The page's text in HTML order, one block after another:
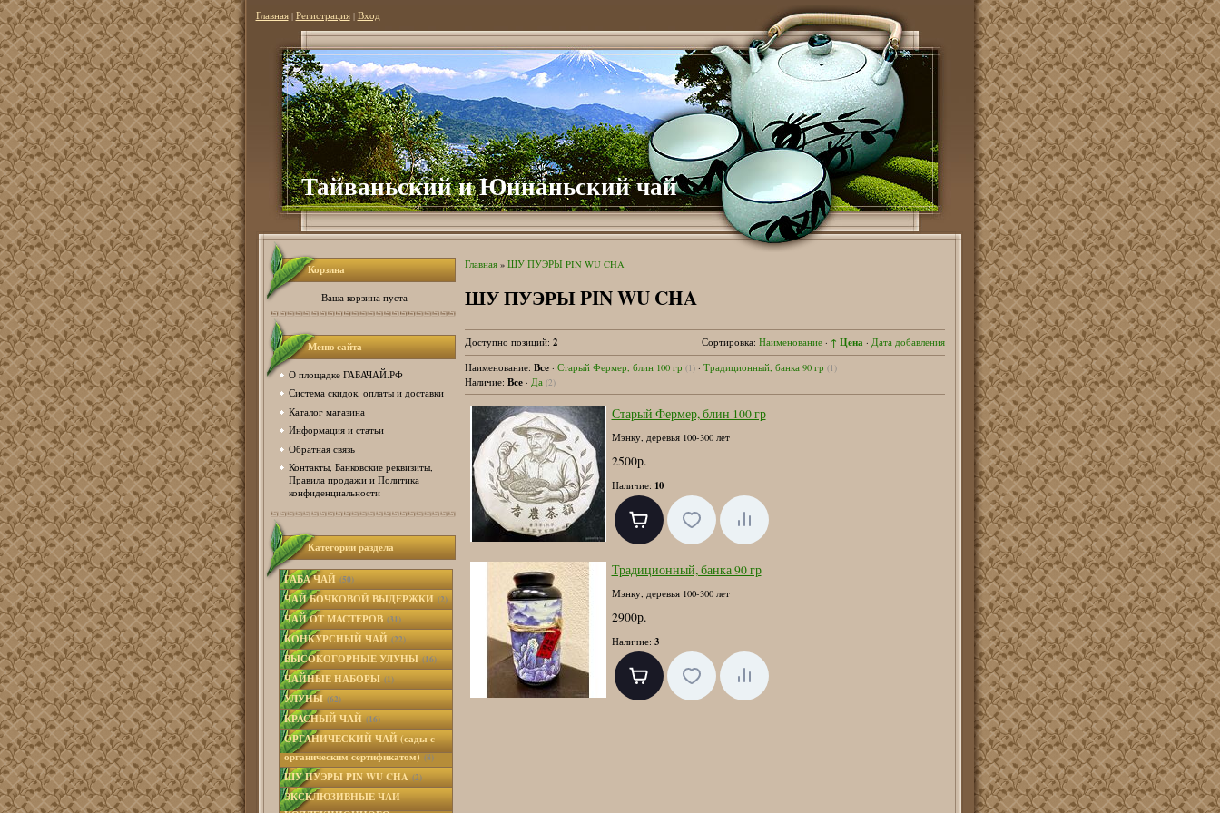
Главная| Регистрация| Вход
Тайваньский и Юннаньский чай
Корзина
Ваша корзина пуста
Меню сайта
О площадке ГАБАЧАЙ.РФ
Система скидок, оплаты и доставки
Каталог магазина
Информация и статьи
Обратная связь
Контакты, Банковские реквизиты,
Правила продажи и Политика
конфиденциальности
Категории раздела
ГАБА ЧАЙ(50)
ЧАЙ БОЧКОВОЙ ВЫДЕРЖКИ(2)
ЧАЙ ОТ МАСТЕРОВ(31)
КОНКУРСНЫЙ ЧАЙ(22)
ВЫСОКОГОРНЫЕ УЛУНЫ(16)
ЧАЙНЫЕ НАБОРЫ(1)
УЛУНЫ(62)
КРАСНЫЙ ЧАЙ(16)
ОРГАНИЧЕСКИЙ ЧАЙ (сады с
органическим сертификатом)(8)
ШУ ПУЭРЫ PIN WU CHA(2)
ЭКСКЛЮЗИВНЫЕ ЧАИ
Главная » ШУ ПУЭРЫ PIN WU CHA
ШУ ПУЭРЫ PIN WU CHA
Доступно позиций: 2 Сортировка: Наименование· ↑ Цена· Дата добавления
Наименование: Все· Старый Фермер, блин 100 гр (1)· Традиционный, банка 90 гр (1)
Наличие: Все· Да (2)
Старый Фермер, блин 100 гр
Мэнку, деревья 100-300 лет
2500р.
Наличие: 10
Традиционный, банка 90 гр
Мэнку, деревья 100-300 лет
2900р.
Наличие: 3